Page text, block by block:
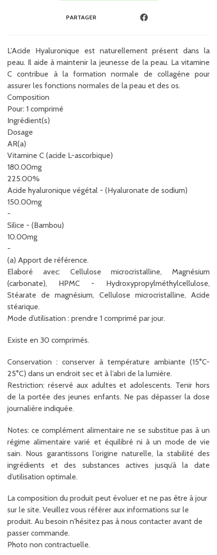
PARTAGER
L’Acide Hyaluronique est naturellement présent dans la
peau. Il aide à maintenir la jeunesse de la peau. La vitamine
C contribue à la formation normale de collagène pour
assurer les fonctions normales de la peau et des os.
Composition
Pour: 1 comprimé
Ingrédient(s)
Dosage
AR(a)
Vitamine C (acide L-ascorbique)
180.00mg
225.00%
Acide hyaluronique végétal - (Hyaluronate de sodium)
150.00mg
-
Silice - (Bambou)
10.00mg
-
(a) Apport de référence.
Elaboré avec: Cellulose microcristalline, Magnésium
(carbonate), HPMC - Hydroxypropylméthylcellulose,
Stéarate de magnésium, Cellulose microcristalline, Acide
stéarique.
Mode d’utilisation : prendre 1 comprimé par jour.
Existe en 30 comprimés.
Conservation : conserver à température ambiante (15°C-
25°C) dans un endroit sec et à l’abri de la lumière.
Restriction: réservé aux adultes et adolescents. Tenir hors
de la portée des jeunes enfants. Ne pas dépasser la dose
journalière indiquée.
Notes: ce complément alimentaire ne se substitue pas à un
régime alimentaire varié et équilibré ni à un mode de vie
sain. Nous garantissons l’origine naturelle, la stabilité des
ingrédients et des substances actives jusqu’à la date
d’utilisation optimale.
La composition du produit peut évoluer et ne pas être à jour
sur le site. Veuillez vous référer aux informations sur le
produit. Au besoin n'hésitez pas à nous contacter avant de
passer commande.
Photo non contractuelle.